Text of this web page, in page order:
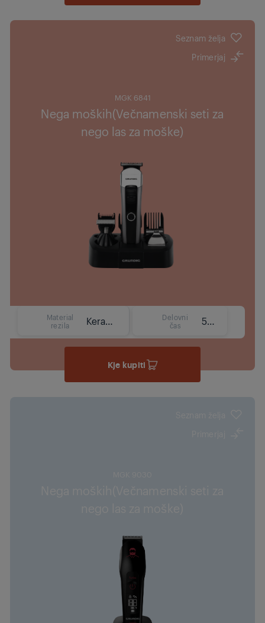
Seznam želja
Primerjaj
MGK 6841
Nega moških(Večnamenski seti za
nego las za moške)
Material
rezila
Keramika
Delovni
čas
50
Kje kupiti